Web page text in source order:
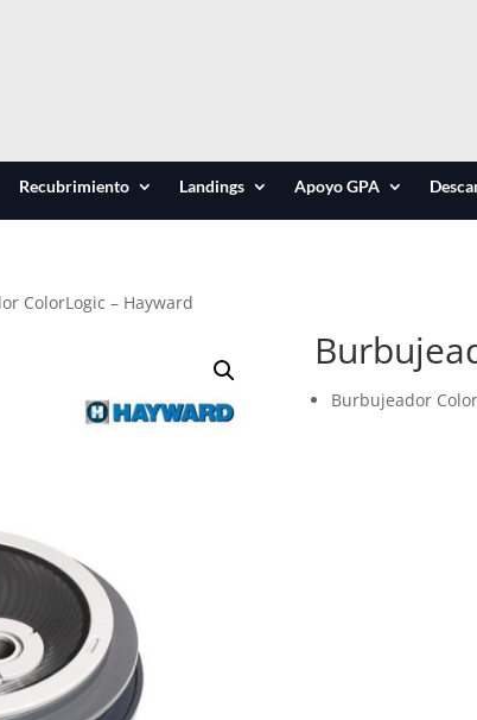
Recubrimiento Landings Apoyo GPA
ColorLogic – Hayward
Burbujeador